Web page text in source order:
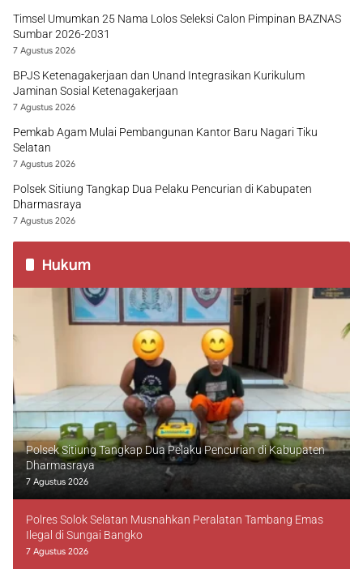
Timsel Umumkan 25 Nama Lolos Seleksi Calon Pimpinan BAZNAS
Sumbar 2026-2031
7 Agustus 2026
BPJS Ketenagakerjaan dan Unand Integrasikan Kurikulum
Jaminan Sosial Ketenagakerjaan
7 Agustus 2026
Pemkab Agam Mulai Pembangunan Kantor Baru Nagari Tiku
Selatan
7 Agustus 2026
Polsek Sitiung Tangkap Dua Pelaku Pencurian di Kabupaten
Dharmasraya
7 Agustus 2026
Hukum
Polsek Sitiung Tangkap Dua Pelaku Pencurian di Kabupaten
Dharmasraya
7 Agustus 2026
Polres Solok Selatan Musnahkan Peralatan Tambang Emas
Ilegal di Sungai Bangko
7 Agustus 2026